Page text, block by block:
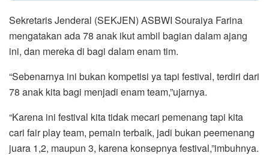
Sekretaris Jenderal (SEKJEN) ASBWI Souraiya Farina
mengatakan ada 78 anak ikut ambil bagian dalam ajang
ini, dan mereka di bagi dalam enam tim.
“Sebenarnya ini bukan kompetisi ya tapi festival, terdiri dari
78 anak kita bagi menjadi enam team,”ujarnya.
“Karena ini festival kita tidak mecari pemenang tapi kita
cari fair play team, pemain terbaik, jadi bukan peemenang
juara 1,2, maupun 3, karena konsepnya festival,”imbuhnya.